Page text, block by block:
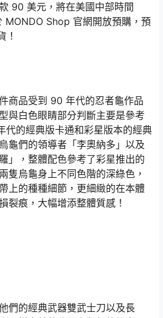
90 美元，將在美國中部時間
Shop 官網開放預購，預
！
商品受到 90 年代的忍者龜作品
與白色眼睛部分判斷主要是參考
的經典版卡通和彩星版本的經典
龜們的領導者「李奧納多」以及
」，整體配色參考了彩星推出的
隻烏龜身上不同色階的深綠色，
上的種種細節，更細緻的在本體
裂痕，大幅增添整體質感！
們的經典武器雙武士刀以及長